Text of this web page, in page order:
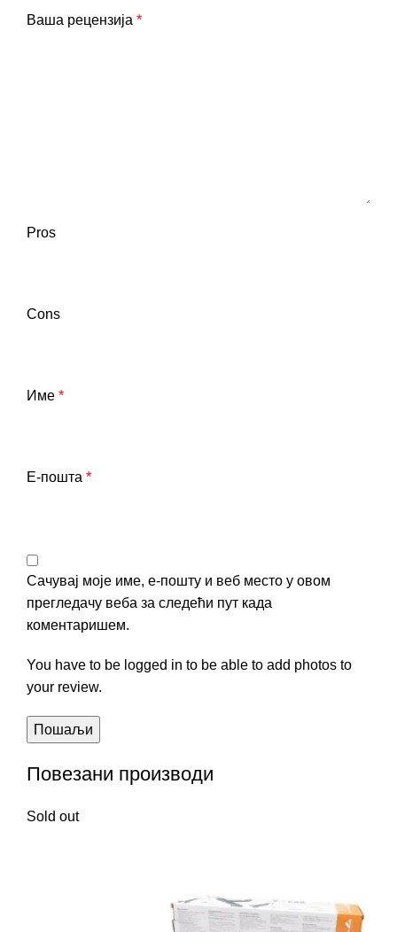
Ваша рецензија *
Pros
Cons
Име *
Е-пошта *
Сачувај моје име, е-пошту и веб место у овом
прегледачу веба за следећи пут када
коментаришем.
You have to be logged in to be able to add photos to
your review.
Повезани производи
Sold out